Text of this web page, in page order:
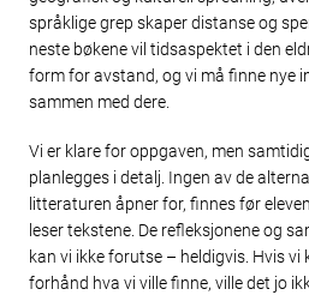
språklige grep skaper distanse og
neste bøkene vil tidsaspektet i den
form for avstand, og vi må finne nye
sammen med dere.
Vi er klare for oppgaven, men
planlegges i detalj. Ingen av de
litteraturen åpner for, finnes før
leser tekstene. De refleksjonene og
kan vi ikke forutse – heldigvis. Hvis
forhånd hva vi ville finne, ville det jo